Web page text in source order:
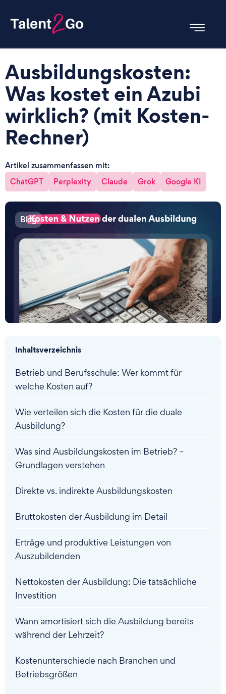
Ausbildungskosten:
Was kostet ein Azubi
wirklich? (mit Kosten-
Rechner)
Artikel zusammenfassen mit:
ChatGPT
Perplexity Claude Grok Google KI
Blog
Inhaltsverzeichnis
Betrieb und Berufsschule: Wer kommt für
welche Kosten auf?
Wie verteilen sich die Kosten für die duale
Ausbildung?
Was sind Ausbildungskosten im Betrieb? –
Grundlagen verstehen
Direkte vs. indirekte Ausbildungskosten
Bruttokosten der Ausbildung im Detail
Erträge und produktive Leistungen von
Auszubildenden
Nettokosten der Ausbildung: Die tatsächliche
Investition
Wann amortisiert sich die Ausbildung bereits
während der Lehrzeit?
Kostenunterschiede nach Branchen und
Betriebsgrößen